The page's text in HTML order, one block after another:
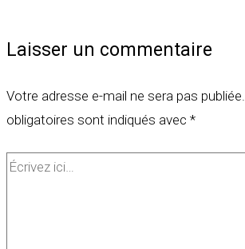
Laisser un commentaire
Votre adresse e-mail ne sera pas publiée.
obligatoires sont indiqués avec *
Écrivez